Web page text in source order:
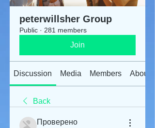
peterwillsher Group
Public · 281 members
Join
Discussion Media Members About
Back
Проверено